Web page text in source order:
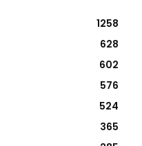
1258
628
602
576
524
365